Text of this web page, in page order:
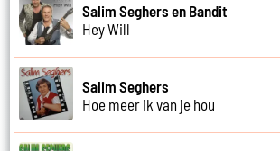
Salim Seghers en Bandit
Hey Will
Salim Seghers
Hoe meer ik van je hou